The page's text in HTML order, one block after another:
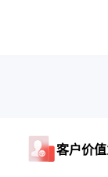
客户价